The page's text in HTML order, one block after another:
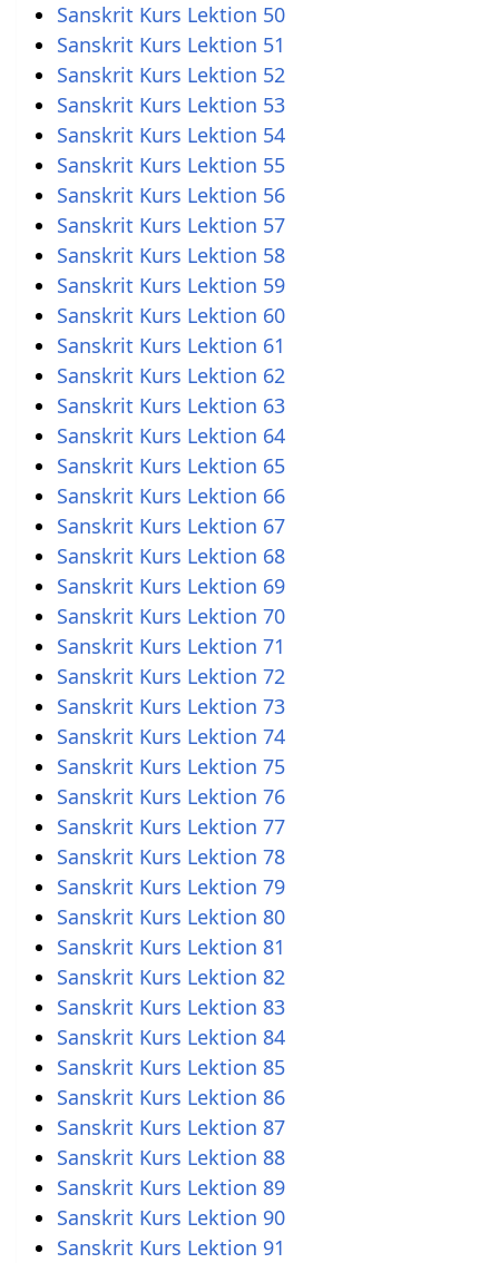
Sanskrit Kurs Lektion 50
Sanskrit Kurs Lektion 51
Sanskrit Kurs Lektion 52
Sanskrit Kurs Lektion 53
Sanskrit Kurs Lektion 54
Sanskrit Kurs Lektion 55
Sanskrit Kurs Lektion 56
Sanskrit Kurs Lektion 57
Sanskrit Kurs Lektion 58
Sanskrit Kurs Lektion 59
Sanskrit Kurs Lektion 60
Sanskrit Kurs Lektion 61
Sanskrit Kurs Lektion 62
Sanskrit Kurs Lektion 63
Sanskrit Kurs Lektion 64
Sanskrit Kurs Lektion 65
Sanskrit Kurs Lektion 66
Sanskrit Kurs Lektion 67
Sanskrit Kurs Lektion 68
Sanskrit Kurs Lektion 69
Sanskrit Kurs Lektion 70
Sanskrit Kurs Lektion 71
Sanskrit Kurs Lektion 72
Sanskrit Kurs Lektion 73
Sanskrit Kurs Lektion 74
Sanskrit Kurs Lektion 75
Sanskrit Kurs Lektion 76
Sanskrit Kurs Lektion 77
Sanskrit Kurs Lektion 78
Sanskrit Kurs Lektion 79
Sanskrit Kurs Lektion 80
Sanskrit Kurs Lektion 81
Sanskrit Kurs Lektion 82
Sanskrit Kurs Lektion 83
Sanskrit Kurs Lektion 84
Sanskrit Kurs Lektion 85
Sanskrit Kurs Lektion 86
Sanskrit Kurs Lektion 87
Sanskrit Kurs Lektion 88
Sanskrit Kurs Lektion 89
Sanskrit Kurs Lektion 90
Sanskrit Kurs Lektion 91